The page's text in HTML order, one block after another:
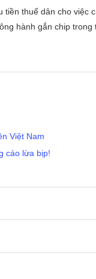
thuế dân cho việc
hành gắn chip trong
Việt Nam
cáo lừa bịp!